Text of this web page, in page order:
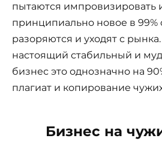
пытаются импровизировать
принципиально новое в 99%
разоряются и уходят с рынка.
настоящий стабильный и
бизнес это однозначно на
плагиат и копирование
Бизнес на